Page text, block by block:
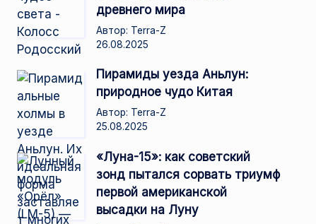
древнего мира
Автор: Terra-Z
26.08.2025
Пирамиды уезда Аньлун:
природное чудо Китая
Автор: Terra-Z
25.08.2025
«Луна-15»: как советский
зонд пытался сорвать триумф
первой американской
высадки на Луну